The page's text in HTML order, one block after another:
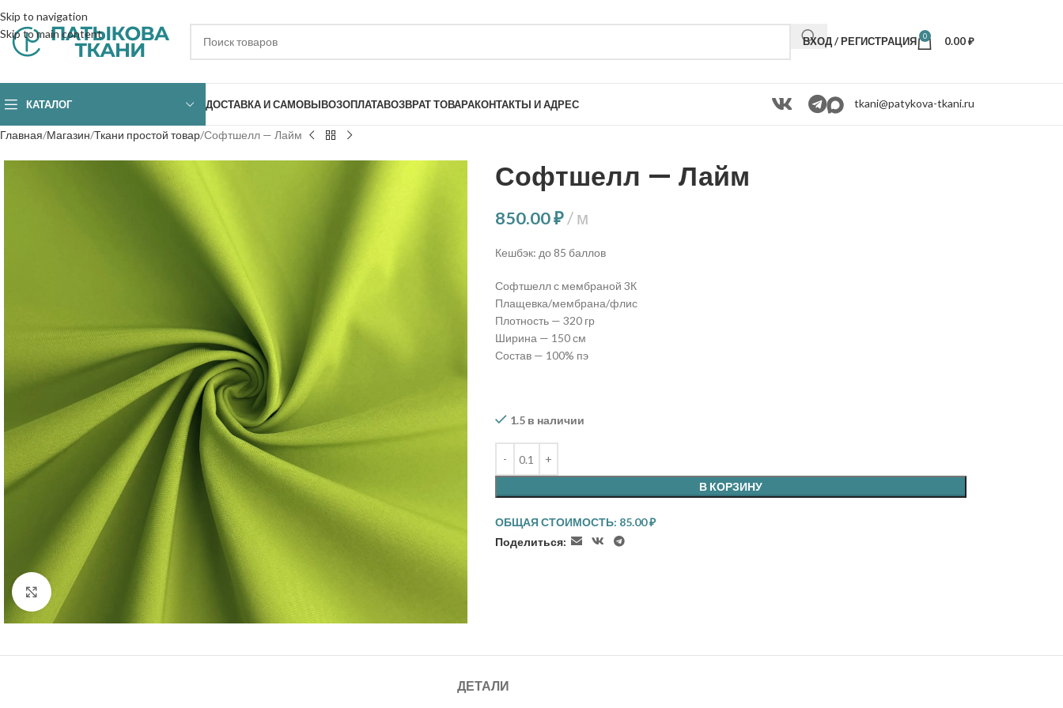
Skip to navigation
Skip to main content
ВХОД / РЕГИСТРАЦИЯ 0 0.00₽
КАТАЛОГ ДОСТАВКА И САМОВЫВОЗОПЛАТАВОЗВРАТ ТОВАРАКОНТАКТЫ И АДРЕС tkani@patykova-tkani.ru
Главная Магазин Ткани простой товар Софтшелл — Лайм
Нажмите, чтобы увеличить
Софтшелл — Лайм
850.00₽ м
Кешбэк: до 85 баллов
Софтшелл с мембраной 3К
Плащевка/мембрана/флис
Плотность — 320 гр
Ширина — 150 см
Состав — 100% пэ
1.5 в наличии
В КОРЗИНУ
ОБЩАЯ СТОИМОСТЬ: 85.00₽
Поделиться:
ДЕТАЛИ